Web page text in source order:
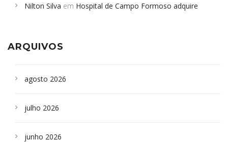
Campoformosenses que morreram em desabamentos são
Nilton Silva em Hospital de Campo Formoso adquire
ARQUIVOS
agosto 2026
julho 2026
junho 2026